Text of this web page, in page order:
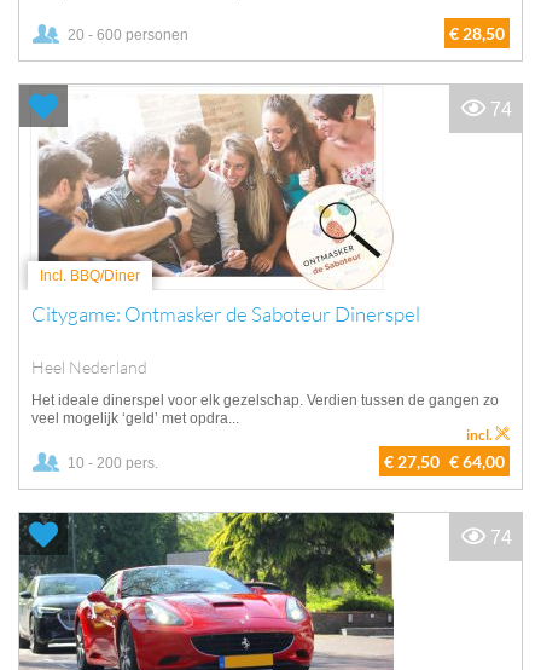
20 - 600 personen € 28,50
Incl. BBQ/Diner
Citygame: Ontmasker de Saboteur Dinerspel
Heel Nederland
Het ideale dinerspel voor elk gezelschap. Verdien tussen de gangen zo
veel mogelijk ‘geld’ met opdra...
10 - 200 pers. € 27,50 € 64,00
incl.
74
74